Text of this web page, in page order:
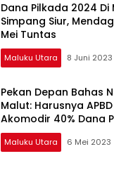
Dana Pilkada 2024 Di
Simpang Siur,
Mei Tuntas
Maluku Utara 8 Juni 2023
Pekan Depan Bahas
Malut: Harusnya
Akomodir 40% Dana
Maluku Utara 6 Mei 2023